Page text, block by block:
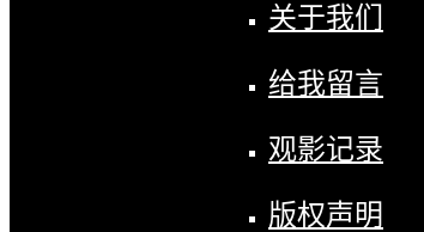
关于我们
给我留言
观影记录
版权声明